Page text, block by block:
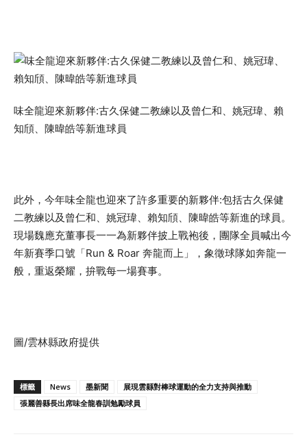
味全龍迎來新夥伴:古久保健二教練以及曾仁和、姚冠瑋、賴
知頎、陳暐皓等新進球員
此外，今年味全龍也迎來了許多重要的新夥伴:包括古久保健
二教練以及曾仁和、姚冠瑋、賴知頎、陳暐皓等新進的球員。
現場魏應充董事長一一為新夥伴披上戰袍後，團隊全員喊出今
年新賽季口號「Run & Roar 奔龍而上」，象徵球隊如奔龍一
般，重返榮耀，拚戰每一場賽事。
圖/雲林縣政府提供
標籤 News 墨新聞
展現雲縣對棒球運動的全力支持與推動
張麗善縣長出席味全龍春訓勉勵球員